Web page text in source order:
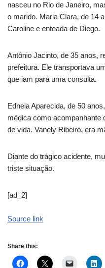
nasceu no Rio de Janeiro,
o marido. Maria Clara, de 14
Caroline e enteada de Diego.
Antônio Jacinto, de 35 anos,
prefeitura. Ele transportava
que iam para uma consulta.
Edneia Aparecida, de 50
médica como acompanhante
de vida. Vanely Ribeiro, era
Diante do trágico acidente,
triste situação.
[ad_2]
Source link
Share this: